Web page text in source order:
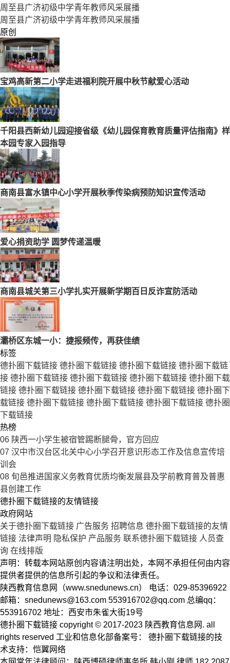
周至县广济初级中学青年教师风采展播
周至县广济初级中学青年教师风采展播
原创
宝鸡高新第二小学走进福利院开展中秋节献爱心活动
千阳县西新幼儿园迎接省级《幼儿园保育教育质量评估指南》样
本园专家入园指导
商南县富水镇中心小学开展秋季传染病预防知识宣传活动
爱心捐资助学 圆梦传递温暖
商南县城关第三小学扎实开展新学期百日反诈宣防活动
灞桥区东城一小：捷报频传，再获佳绩
标签
德扑圈下载链接 德扑圈下载链接 德扑圈下载链接 德扑圈下载链
接 德扑圈下载链接 德扑圈下载链接 德扑圈下载链接 德扑圈下载
链接 德扑圈下载链接 德扑圈下载链接 德扑圈下载链接 德扑圈下
载链接 德扑圈下载链接 德扑圈下载链接 德扑圈下载链接 德扑圈
下载链接
热榜
06 陕西一小学生被宿管踢断腿骨，官方回应
07 汉中市汉台区北关中心小学召开意识形态工作及信息宣传培
训会
08 旬邑推进国家义务教育优质均衡发展县及学前教育普及普惠
县创建工作
德扑圈下载链接的友情链接
政府网站
关于德扑圈下载链接 广告服务 招聘信息 德扑圈下载链接的友情
链接 法律声明 隐私保护 产品服务 联系德扑圈下载链接 人员查
询 在线排版
声明：转载本网站原创内容请注明出处，本网不承担任何由内容
提供者提供的信息所引起的争议和法律责任。
陕西教育信息网（www.snedunews.cn） 电话：029-85396922
邮箱： snedunews@163.com 553916702@qq.com 总编qq：
553916702 地址：西安市朱雀大街19号
德扑圈下载链接 copyright © 2017-2023 陕西教育信息网. all
rights reserved 工业和信息化部备案号： 德扑圈下载链接的技
术支持：恺翼网络